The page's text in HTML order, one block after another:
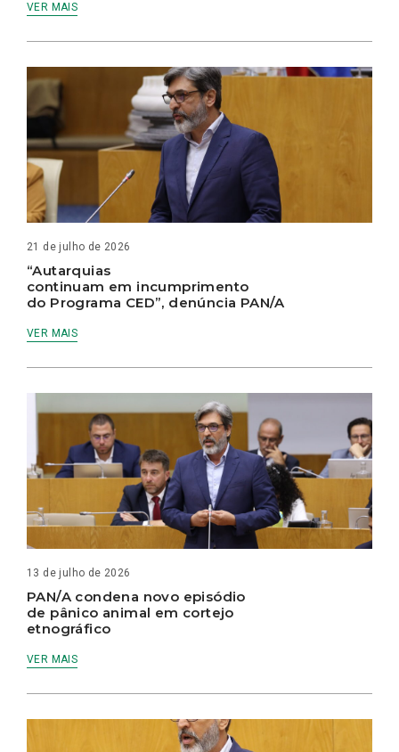
VER MAIS
21 de julho de 2026
“Autarquias
continuam em incumprimento
do Programa CED”, denúncia PAN/A
VER MAIS
13 de julho de 2026
PAN/A condena novo episódio
de pânico animal em cortejo
etnográfico
VER MAIS